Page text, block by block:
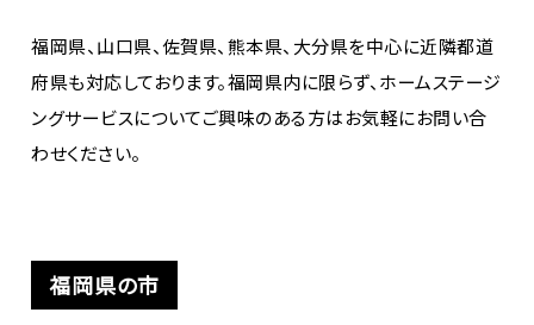
福岡県、山口県、佐賀県、熊本県、大分県を中心に近隣都道
府県も対応しております。福岡県内に限らず、ホームステージ
ングサービスについてご興味のある方はお気軽にお問い合
わせください。
福岡県の市